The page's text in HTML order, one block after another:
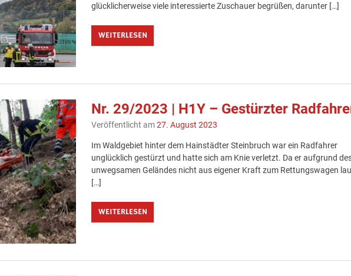
glücklicherweise viele interessierte Zuschauer begrüßen, darunter […]
WEITERLESEN
Nr. 29/2023 | H1Y – Gestürzter
Veröffentlicht am27. August 2023
Im Waldgebiet hinter dem Hainstädter Steinbruch war ein Radfahrer
unglücklich gestürzt und hatte sich am Knie verletzt. Da er aufgrund
unwegsamen Geländes nicht aus eigener Kraft zum Rettungswagen
[…]
WEITERLESEN